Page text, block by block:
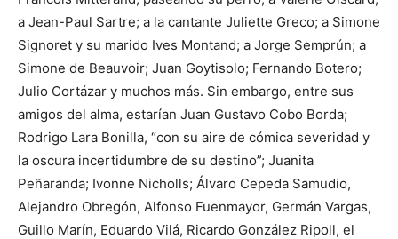
a Jean-Paul Sartre; a la cantante Juliette Greco; a Simone
Signoret y su marido Ives Montand; a Jorge Semprún; a
Simone de Beauvoir; Juan Goytisolo; Fernando Botero;
Julio Cortázar y muchos más. Sin embargo, entre sus
amigos del alma, estarían Juan Gustavo Cobo Borda;
Rodrigo Lara Bonilla, “con su aire de cómica severidad y
la oscura incertidumbre de su destino”; Juanita
Peñaranda; Ivonne Nicholls; Álvaro Cepeda Samudio,
Alejandro Obregón, Alfonso Fuenmayor, Germán Vargas,
Guillo Marín, Eduardo Vilá, Ricardo González Ripoll, el